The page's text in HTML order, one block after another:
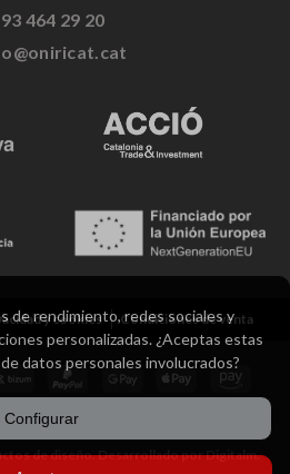
93 464 29 20
y cookies Condiciones de venta
de diseño. Desarrollado por Digitalm.
de rendimiento, redes sociales y
personalizadas. ¿Aceptas estas
datos personales involucrados?
Configurar